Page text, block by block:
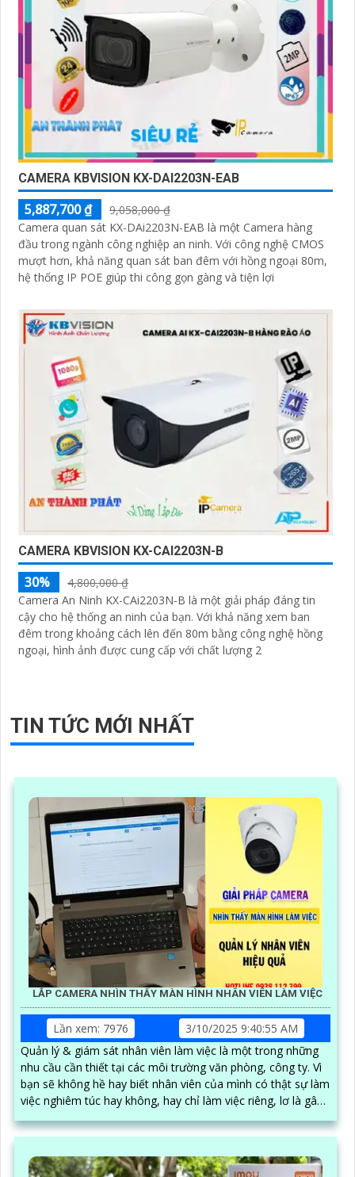
CAMERA KBVISION KX-DAI2203N-EAB
5,887,700 ₫
9,058,000 ₫
Camera quan sát KX-DAi2203N-EAB là một Camera hàng
đầu trong ngành công nghiệp an ninh. Với công nghệ CMOS
mượt hơn, khả năng quan sát ban đêm với hồng ngoại 80m,
hệ thống IP POE giúp thi công gọn gàng và tiện lợi
CAMERA KBVISION KX-CAI2203N-B
30%
4,800,000 ₫
Camera An Ninh KX-CAi2203N-B là một giải pháp đáng tin
cậy cho hệ thống an ninh của bạn. Với khả năng xem ban
đêm trong khoảng cách lên đến 80m bằng công nghệ hồng
ngoại, hình ảnh được cung cấp với chất lượng 2
TIN TỨC MỚI NHẤT
LẮP CAMERA NHÌN THẤY MÀN HÌNH NHÂN VIÊN LÀM VIỆC
Lần xem: 7976
3/10/2025 9:40:55 AM
Quản lý & giám sát nhân viên làm việc là một trong những
nhu cầu cần thiết tại các môi trường văn phòng, công ty. Vì
bạn sẽ không hề hay biết nhân viên của mình có thật sự làm
việc nghiêm túc hay không, hay chỉ làm việc riêng, lơ là gây
nên hiệu suất công việc kém